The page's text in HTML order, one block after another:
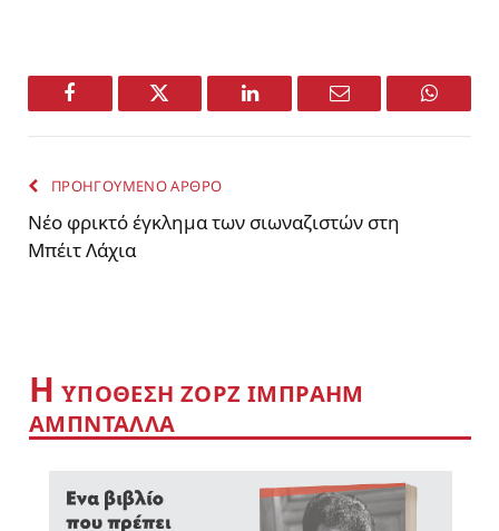
Facebook Twitter LinkedIn Email
ΠΡΟΗΓΟΥΜΕΝΟ ΑΡΘΡΟ
Νέο φρικτό έγκλημα των σιωναζιστών στη
Μπέιτ Λάχια
Η YΠΟΘΕΣΗ ΖΟΡΖ ΙΜΠΡΑΗΜ
ΑΜΠΝΤΑΛΛΑ